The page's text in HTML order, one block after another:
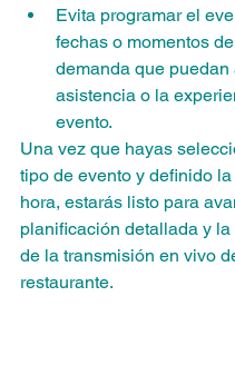
Evita programar el
fechas o momentos
demanda que puedan
asistencia o la
evento.
Una vez que hayas
tipo de evento y definido
hora, estarás listo para
planificación detallada y
de la transmisión en vivo
restaurante.